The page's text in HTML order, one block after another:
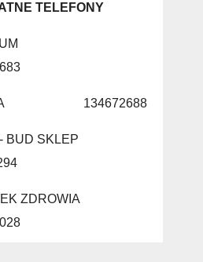
TELEFONY
134672688
BUD SKLEP
ZDROWIA